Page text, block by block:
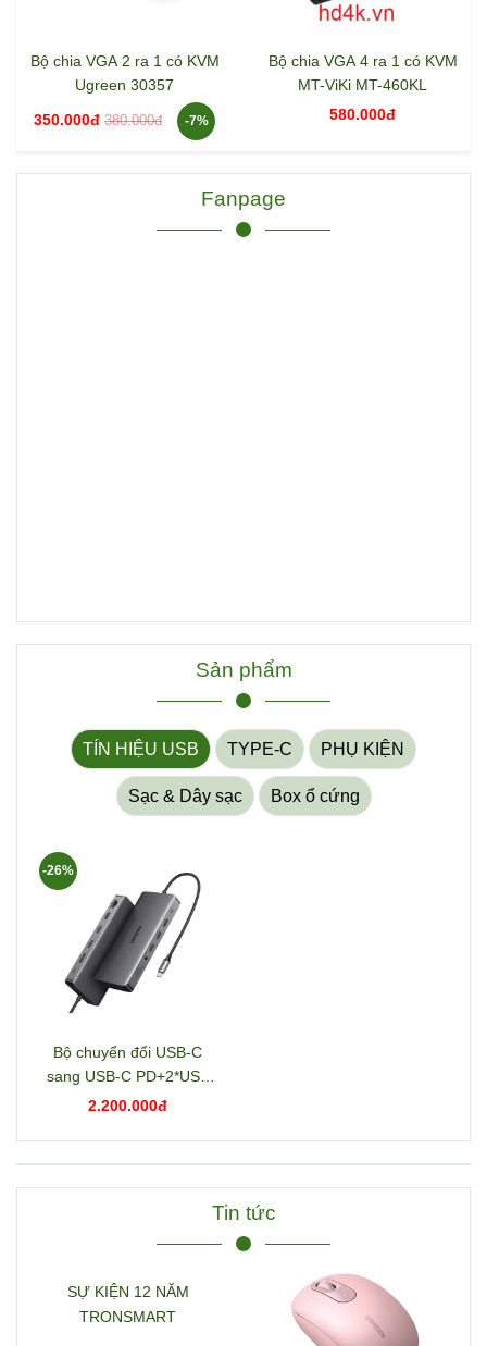
Bộ chia VGA 2 ra 1 có KVM
Ugreen 30357
350.000đ 380.000đ -7%
Bộ chia VGA 4 ra 1 có KVM
MT-ViKi MT-460KL
580.000đ
Fanpage
Sản phẩm
TÍN HIỆU USB TYPE-C PHỤ KIỆN
Sạc & Dây sạc Box ổ cứng
Bộ chuyển đổi USB-C
sang USB-C PD+2*USB
3.2+USB-C 3.2+2*USB
2.200.000đ
-26%
Tin tức
SỰ KIỆN 12 NĂM
TRONSMART